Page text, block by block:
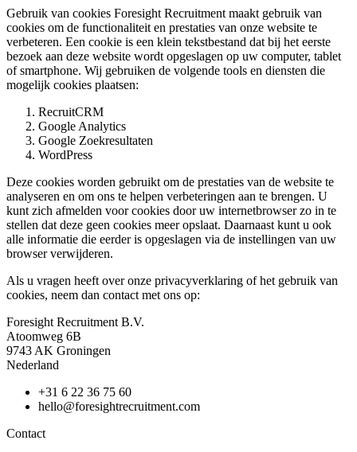
Gebruik van cookies Foresight Recruitment maakt gebruik van
cookies om de functionaliteit en prestaties van onze website te
verbeteren. Een cookie is een klein tekstbestand dat bij het eerste
bezoek aan deze website wordt opgeslagen op uw computer, tablet
of smartphone. Wij gebruiken de volgende tools en diensten die
mogelijk cookies plaatsen:
RecruitCRM
Google Analytics
Google Zoekresultaten
WordPress
Deze cookies worden gebruikt om de prestaties van de website te
analyseren en om ons te helpen verbeteringen aan te brengen. U
kunt zich afmelden voor cookies door uw internetbrowser zo in te
stellen dat deze geen cookies meer opslaat. Daarnaast kunt u ook
alle informatie die eerder is opgeslagen via de instellingen van uw
browser verwijderen.
Als u vragen heeft over onze privacyverklaring of het gebruik van
cookies, neem dan contact met ons op:
Foresight Recruitment B.V.
Atoomweg 6B
9743 AK Groningen
Nederland
+31 6 22 36 75 60
hello@foresightrecruitment.com
Contact